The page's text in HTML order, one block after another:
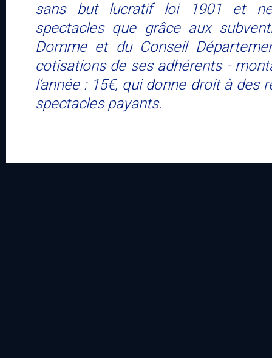
sans but lucratif loi 1901 et
spectacles que grâce aux
Domme et du Conseil
cotisations de ses adhérents -
l’année : 15€, qui donne droit à des
spectacles payants.